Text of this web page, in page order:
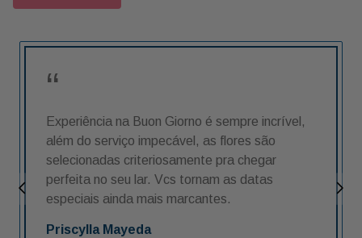
Experiência na Buon Giorno é sempre incrível,
além do serviço impecável, as flores são
selecionadas criteriosamente pra chegar
perfeita no seu lar. Vcs tornam as datas
especiais ainda mais marcantes.
Priscylla Mayeda